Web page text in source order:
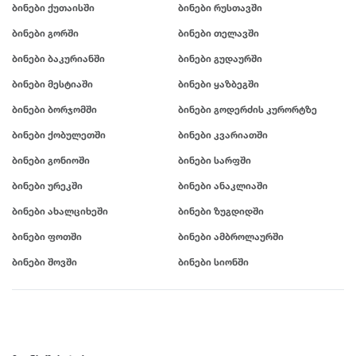
ბინები ქუთაისში ბინები რუსთავში
ბინები გორში ბინები თელავში
ბინები ბაკურიანში ბინები გუდაურში
ბინები მესტიაში ბინები ყაზბეგში
ბინები ბორჯომში ბინები გოდერძის კურორტზე
ბინები ქობულეთში ბინები კვარიათში
ბინები გონიოში ბინები სარფში
ბინები ურეკში ბინები ანაკლიაში
ბინები ახალციხეში ბინები ზუგდიდში
ბინები ფოთში ბინები ამბროლაურში
ბინები შოვში ბინები სიონში